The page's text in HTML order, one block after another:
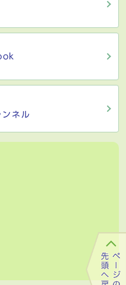
ンネル